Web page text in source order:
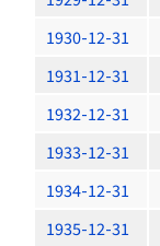
1930-12-31
1931-12-31
1932-12-31
1933-12-31
1934-12-31
1935-12-31